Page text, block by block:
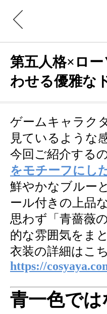
第五人格×ロ
わせる優雅な
ゲームキャラク
見ているような
今回ご紹介するの
をモチーフにし
鮮やかなブルー
ール付きの上品
思わず「青薔薇
的な雰囲気をま
衣装の詳細はこ
https://
青一色で